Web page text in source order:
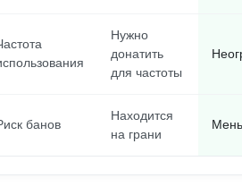
Нужно
донатить
для частоты
банов
Находится
на грани